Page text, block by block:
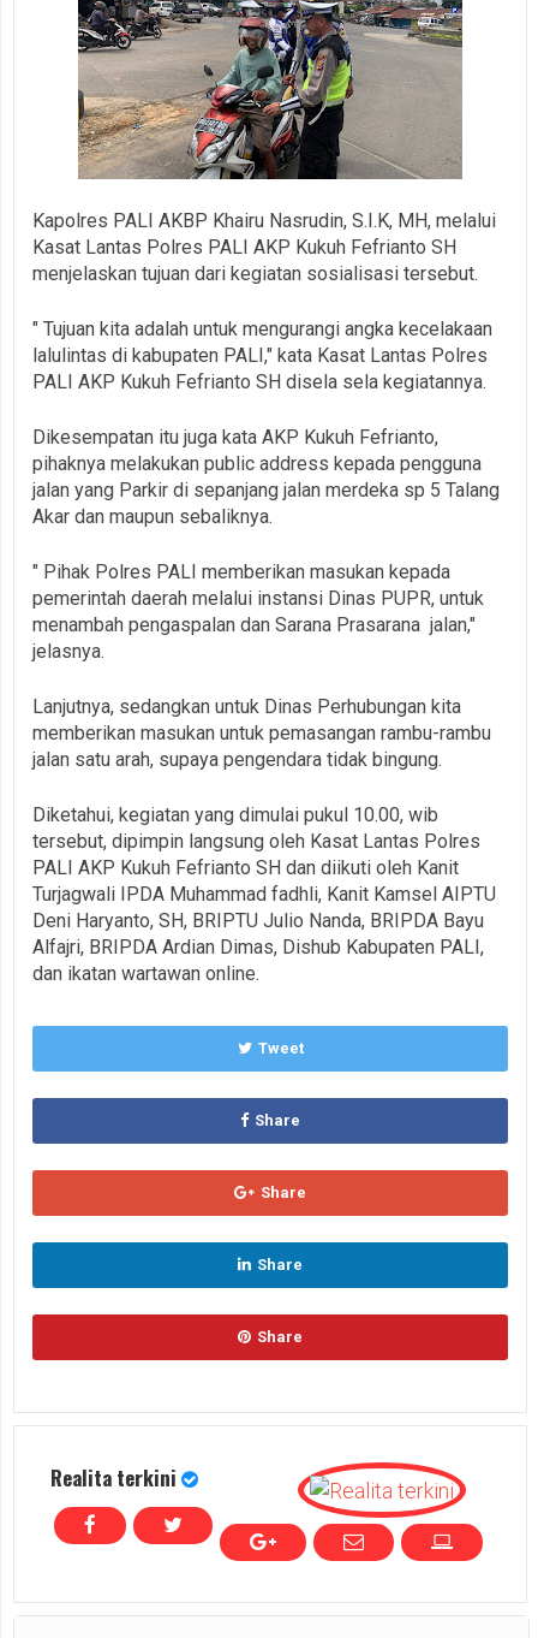
Kapolres PALI AKBP Khairu Nasrudin, S.I.K, MH, melalui
Kasat Lantas Polres PALI AKP Kukuh Fefrianto SH
menjelaskan tujuan dari kegiatan sosialisasi tersebut.
" Tujuan kita adalah untuk mengurangi angka kecelakaan
lalulintas di kabupaten PALI," kata Kasat Lantas Polres
PALI AKP Kukuh Fefrianto SH disela sela kegiatannya.
Dikesempatan itu juga kata AKP Kukuh Fefrianto,
pihaknya melakukan public address kepada pengguna
jalan yang Parkir di sepanjang jalan merdeka sp 5 Talang
Akar dan maupun sebaliknya.
" Pihak Polres PALI memberikan masukan kepada
pemerintah daerah melalui instansi Dinas PUPR, untuk
menambah pengaspalan dan Sarana Prasarana jalan,"
jelasnya.
Lanjutnya, sedangkan untuk Dinas Perhubungan kita
memberikan masukan untuk pemasangan rambu-rambu
jalan satu arah, supaya pengendara tidak bingung.
Diketahui, kegiatan yang dimulai pukul 10.00, wib
tersebut, dipimpin langsung oleh Kasat Lantas Polres
PALI AKP Kukuh Fefrianto SH dan diikuti oleh Kanit
Turjagwali IPDA Muhammad fadhli, Kanit Kamsel AIPTU
Deni Haryanto, SH, BRIPTU Julio Nanda, BRIPDA Bayu
Alfajri, BRIPDA Ardian Dimas, Dishub Kabupaten PALI,
dan ikatan wartawan online.
Tweet
Share
Share
Share
Share
Realita terkini